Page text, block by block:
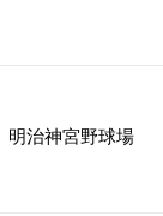
治神宮野球場